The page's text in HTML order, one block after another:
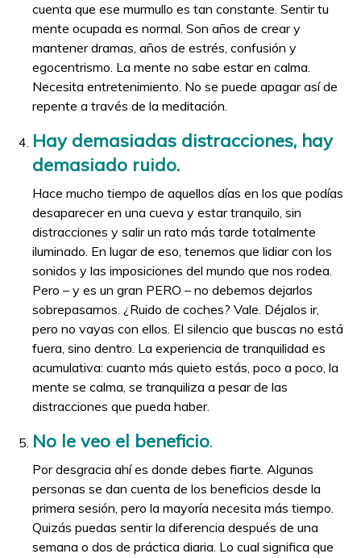
cuenta que ese murmullo es tan constante. Sentir tu
mente ocupada es normal. Son años de crear y
mantener dramas, años de estrés, confusión y
egocentrismo. La mente no sabe estar en calma.
Necesita entretenimiento. No se puede apagar así de
repente a través de la meditación.
Hay demasiadas distracciones, hay
demasiado ruido.
Hace mucho tiempo de aquellos días en los que podías
desaparecer en una cueva y estar tranquilo, sin
distracciones y salir un rato más tarde totalmente
iluminado. En lugar de eso, tenemos que lidiar con los
sonidos y las imposiciones del mundo que nos rodea.
Pero – y es un gran PERO – no debemos dejarlos
sobrepasarnos. ¿Ruido de coches? Vale. Déjalos ir,
pero no vayas con ellos. El silencio que buscas no está
fuera, sino dentro. La experiencia de tranquilidad es
acumulativa: cuanto más quieto estás, poco a poco, la
mente se calma, se tranquiliza a pesar de las
distracciones que pueda haber.
No le veo el beneficio.
Por desgracia ahí es donde debes fiarte. Algunas
personas se dan cuenta de los beneficios desde la
primera sesión, pero la mayoría necesita más tiempo.
Quizás puedas sentir la diferencia después de una
semana o dos de práctica diaria. Lo cual significa que